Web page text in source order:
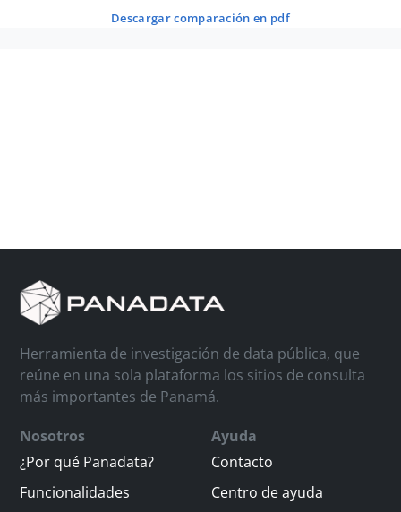
descargar comparación en pdf
Herramienta de investigación de data pública, que
reúne en una sola plataforma los sitios de consulta
más importantes de Panamá.
Nosotros
¿Por qué Panadata?
Funcionalidades
Ayuda
Contacto
Centro de ayuda